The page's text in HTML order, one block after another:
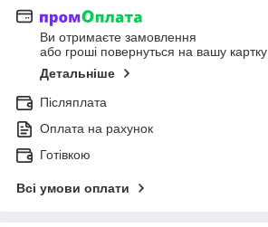
Ви отримаєте замовлення
або гроші повернуться на вашу картку
Детальніше
Післяплата
Оплата на рахунок
Готівкою
Всі умови оплати